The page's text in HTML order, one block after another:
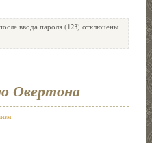
ввода пароля (123) отключены
Овертона